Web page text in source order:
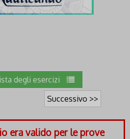
degli esercizi
Successivo >>
era valido per le prove